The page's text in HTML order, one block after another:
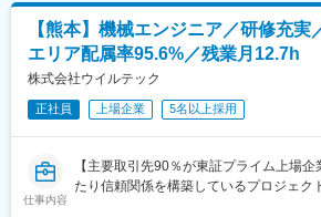
※独り立ち後はリモート×出社も可
【キャリアパス（例）】
・医療介護スタッフ（2週間程度の基礎
・サービスリーダー（入社3カ月～※研修
・エリアマネージャー（入社1年～／年
・ブロックマネージャー（年収800～
なります。
就業形態は下記いずれかの就業形態とな
・自社開発センターでの勤務（受託契約）
・クライアント企業での勤務（構内請負
■リモートワーク
■教育・研修体制
【熊本】機械エンジニア／研修充実
エリア配属率95.6%／残業月12.7h
株式会社ウイルテック
正社員 上場企業 5名以上採用
仕事内容
【主要取引先90％が東証プライム上場
たり信頼関係を構築しているプロジェク